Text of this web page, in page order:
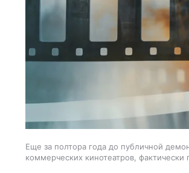
Еще за полтора года до публичной
коммерческих кинотеатров,